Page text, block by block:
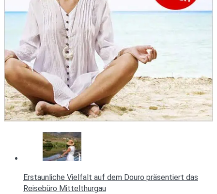
Erstaunliche Vielfalt auf dem Douro präsentiert das
Reisebüro Mittelthurgau